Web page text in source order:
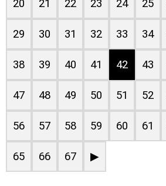
20 21 22 23 24 25
29 30 31 32 33 34
38 39 40 41 42 43
47 48 49 50 51 52
56 57 58 59 60 61
65 66 67 ▶